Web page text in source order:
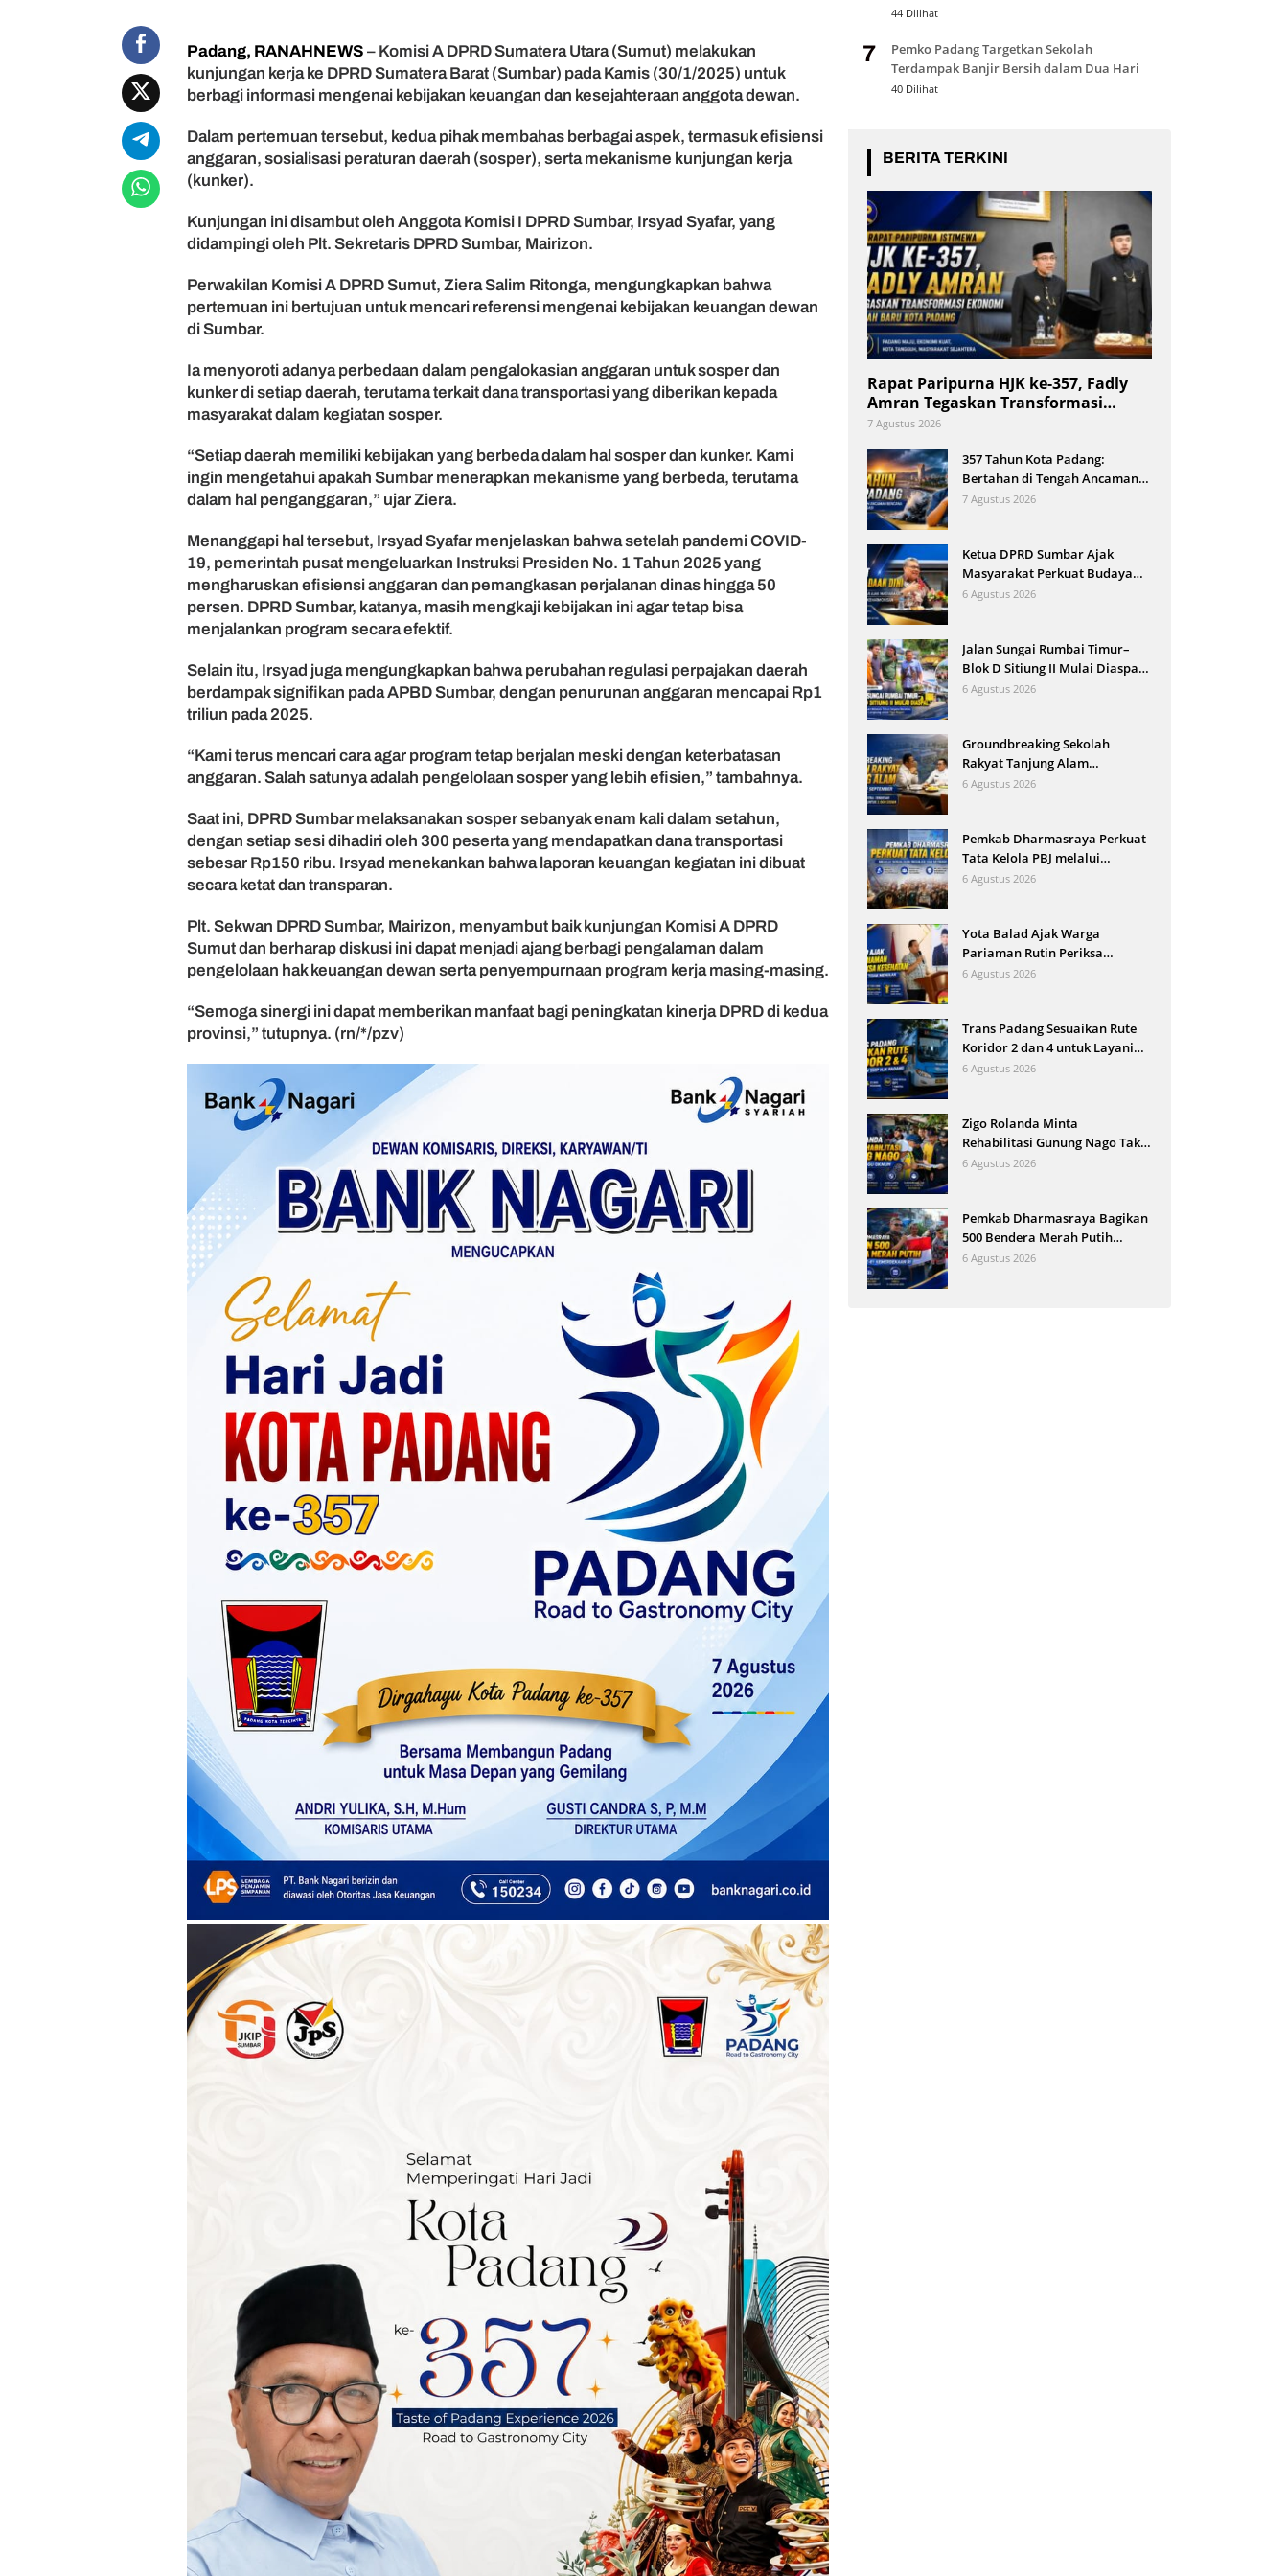
a
r
a
n
s
e
a
h
a
a
n
e
w
a
Padang, RANAHNEWS – Komisi A DPRD Sumatera Utara (Sumut) melakukan
kunjungan kerja ke DPRD Sumatera Barat (Sumbar) pada Kamis (30/1/2025) untuk
berbagi informasi mengenai kebijakan keuangan dan kesejahteraan anggota dewan.
Dalam pertemuan tersebut, kedua pihak membahas berbagai aspek, termasuk efisiensi
anggaran, sosialisasi peraturan daerah (sosper), serta mekanisme kunjungan kerja
(kunker).
Kunjungan ini disambut oleh Anggota Komisi I DPRD Sumbar, Irsyad Syafar, yang
didampingi oleh Plt. Sekretaris DPRD Sumbar, Mairizon.
Perwakilan Komisi A DPRD Sumut, Ziera Salim Ritonga, mengungkapkan bahwa
pertemuan ini bertujuan untuk mencari referensi mengenai kebijakan keuangan dewan
di Sumbar.
Ia menyoroti adanya perbedaan dalam pengalokasian anggaran untuk sosper dan
kunker di setiap daerah, terutama terkait dana transportasi yang diberikan kepada
masyarakat dalam kegiatan sosper.
“Setiap daerah memiliki kebijakan yang berbeda dalam hal sosper dan kunker. Kami
ingin mengetahui apakah Sumbar menerapkan mekanisme yang berbeda, terutama
dalam hal penganggaran,” ujar Ziera.
Menanggapi hal tersebut, Irsyad Syafar menjelaskan bahwa setelah pandemi COVID-
19, pemerintah pusat mengeluarkan Instruksi Presiden No. 1 Tahun 2025 yang
mengharuskan efisiensi anggaran dan pemangkasan perjalanan dinas hingga 50
persen. DPRD Sumbar, katanya, masih mengkaji kebijakan ini agar tetap bisa
menjalankan program secara efektif.
Selain itu, Irsyad juga mengungkapkan bahwa perubahan regulasi perpajakan daerah
berdampak signifikan pada APBD Sumbar, dengan penurunan anggaran mencapai Rp1
triliun pada 2025.
“Kami terus mencari cara agar program tetap berjalan meski dengan keterbatasan
anggaran. Salah satunya adalah pengelolaan sosper yang lebih efisien,” tambahnya.
Saat ini, DPRD Sumbar melaksanakan sosper sebanyak enam kali dalam setahun,
dengan setiap sesi dihadiri oleh 300 peserta yang mendapatkan dana transportasi
sebesar Rp150 ribu. Irsyad menekankan bahwa laporan keuangan kegiatan ini dibuat
secara ketat dan transparan.
Plt. Sekwan DPRD Sumbar, Mairizon, menyambut baik kunjungan Komisi A DPRD
Sumut dan berharap diskusi ini dapat menjadi ajang berbagi pengalaman dalam
pengelolaan hak keuangan dewan serta penyempurnaan program kerja masing-masing.
“Semoga sinergi ini dapat memberikan manfaat bagi peningkatan kinerja DPRD di kedua
provinsi,” tutupnya. (rn/*/pzv)
44 Dilihat
7
Pemko Padang Targetkan Sekolah
Terdampak Banjir Bersih dalam Dua Hari
40 Dilihat
BERITA TERKINI
Rapat Paripurna HJK ke-357, Fadly
Amran Tegaskan Transformasi
Ekonomi Jadi Arah Baru Kota
7 Agustus 2026
357 Tahun Kota Padang:
Bertahan di Tengah Ancaman
Bencana dan Arus Modernisasi
7 Agustus 2026
Ketua DPRD Sumbar Ajak
Masyarakat Perkuat Budaya
Kewaspadaan Dini demi
6 Agustus 2026
Jalan Sungai Rumbai Timur–
Blok D Sitiung II Mulai Diaspal,
Kerusakan Belasan Tahun
6 Agustus 2026
Groundbreaking Sekolah
Rakyat Tanjung Alam
Ditargetkan September, Bupati
6 Agustus 2026
Pemkab Dharmasraya Perkuat
Tata Kelola PBJ melalui
Sosialisasi Regulasi dan
6 Agustus 2026
Yota Balad Ajak Warga
Pariaman Rutin Periksa
Kesehatan Cegah Penyakit
6 Agustus 2026
Trans Padang Sesuaikan Rute
Koridor 2 dan 4 untuk Layani
Open Ship HJK Padang
6 Agustus 2026
Zigo Rolanda Minta
Rehabilitasi Gunung Nago Tak
Terganggu Oknum
6 Agustus 2026
Pemkab Dharmasraya Bagikan
500 Bendera Merah Putih
Sambut HUT Ke-81 RI
6 Agustus 2026